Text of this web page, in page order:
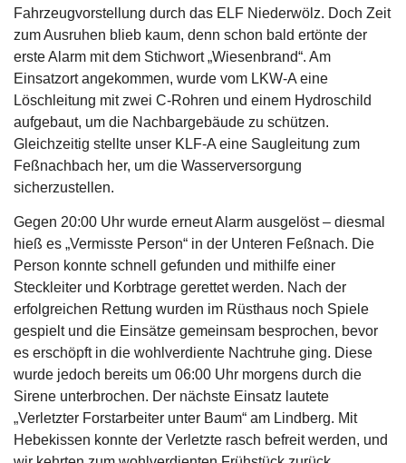
Fahrzeugvorstellung durch das ELF Niederwölz. Doch Zeit
zum Ausruhen blieb kaum, denn schon bald ertönte der
erste Alarm mit dem Stichwort „Wiesenbrand“. Am
Einsatzort angekommen, wurde vom LKW-A eine
Löschleitung mit zwei C-Rohren und einem Hydroschild
aufgebaut, um die Nachbargebäude zu schützen.
Gleichzeitig stellte unser KLF-A eine Saugleitung zum
Feßnachbach her, um die Wasserversorgung
sicherzustellen.
Gegen 20:00 Uhr wurde erneut Alarm ausgelöst – diesmal
hieß es „Vermisste Person“ in der Unteren Feßnach. Die
Person konnte schnell gefunden und mithilfe einer
Steckleiter und Korbtrage gerettet werden. Nach der
erfolgreichen Rettung wurden im Rüsthaus noch Spiele
gespielt und die Einsätze gemeinsam besprochen, bevor
es erschöpft in die wohlverdiente Nachtruhe ging. Diese
wurde jedoch bereits um 06:00 Uhr morgens durch die
Sirene unterbrochen. Der nächste Einsatz lautete
„Verletzter Forstarbeiter unter Baum“ am Lindberg. Mit
Hebekissen konnte der Verletzte rasch befreit werden, und